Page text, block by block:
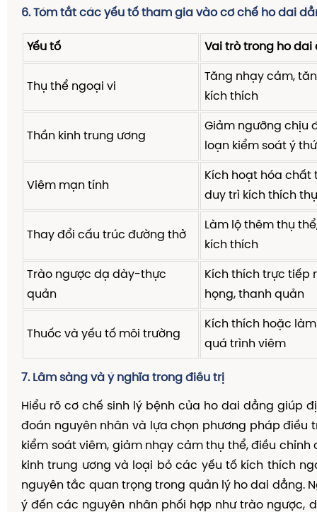
6. Tóm tắt các yếu tố tham gia vào cơ chế ho dai
Yếu tố Vai trò trong ho dai
Thụ thể ngoại vi
Tăng nhạy cảm,
kích thích
Thần kinh trung ương
Giảm ngưỡng chịu
loạn kiểm soát ý
Viêm mạn tính
Kích hoạt hóa chất
duy trì kích thích
Thay đổi cấu trúc đường thở
Làm lộ thêm thụ
kích thích
Trào ngược dạ dày-thực
quản
Kích thích trực tiếp
họng, thanh quản
Thuốc và yếu tố môi trường
Kích thích hoặc
quá trình viêm
7. Lâm sàng và ý nghĩa trong điều trị
Hiểu rõ cơ chế sinh lý bệnh của ho dai dẳng giúp
đoán nguyên nhân và lựa chọn phương pháp điều
kiểm soát viêm, giảm nhạy cảm thụ thể, điều chỉnh
kinh trung ương và loại bỏ các yếu tố kích thích
nguyên tắc quan trọng trong quản lý ho dai dẳng.
ý đến các nguyên nhân phối hợp như trào ngược,